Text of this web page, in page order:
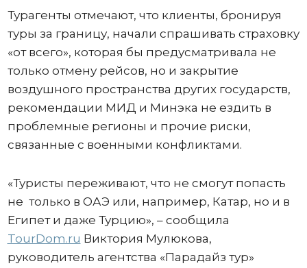
Турагенты отмечают, что клиенты, бронируя
туры за границу, начали спрашивать страховку
«от всего», которая бы предусматривала не
только отмену рейсов, но и закрытие
воздушного пространства других государств,
рекомендации МИД и Минэка не ездить в
проблемные регионы и прочие риски,
связанные с военными конфликтами.
«Туристы переживают, что не смогут попасть
не только в ОАЭ или, например, Катар, но и в
Египет и даже Турцию», – сообщила
TourDom.ru Виктория Мулюкова,
руководитель агентства «Парадайз тур»